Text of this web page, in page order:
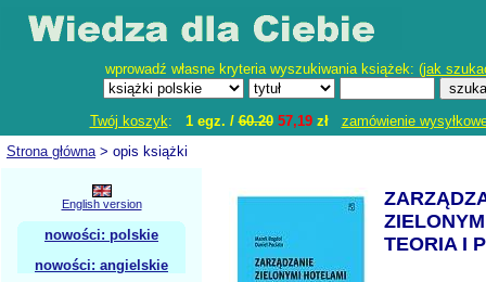
wprowadź własne kryteria wyszukiwania książek: (jak
Twój koszyk: 1 egz. /60.20 57,19zł
zamówienie
Strona główna> opis książki
English version
nowości: polskie
nowości: angielskie
TEORIA I